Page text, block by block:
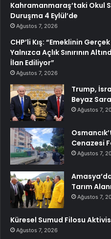
Kahramanmaraş’taki Okul
Duruşma 4 Eylül’de
Ağustos 7, 2026
CHP’li Kış: “Emeklinin
Yalnızca Açlık Sınırının
İlan Ediliyor”
Ağustos 7, 2026
Trump,
Beyaz
Ağustos 7,
Cenazesi
Ağustos 7,
Tarım
Ağustos 7,
Küresel Sumud Filosu
Ağustos 7, 2026